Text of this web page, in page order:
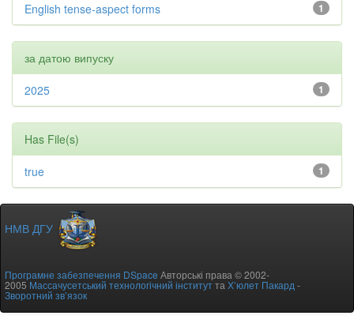
1
English tense-aspect forms
за датою випуску
1
2025
Has File(s)
1
true
НМВ ДГУ
Програмне забезпечення DSpace Авторські права © 2002-
2005Массачусетський технологічний інститутта Х’юлет Пакард -
Зворотний зв’язок